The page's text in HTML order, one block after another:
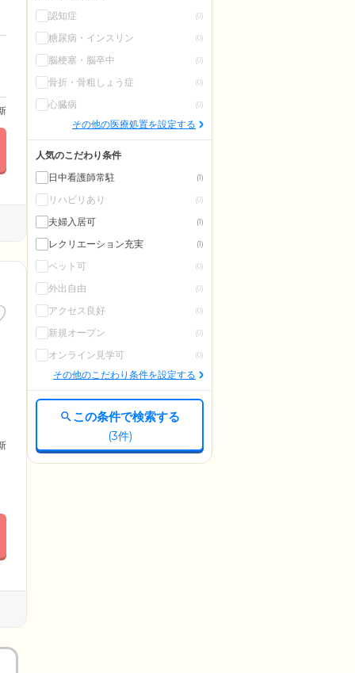
認知症
(0)
糖尿病・インスリン (0)
脳梗塞・脳卒中 (0)
骨折・骨粗しょう症 (0)
心臓病 (0)
その他の医療処置を設定する
人気のこだわり条件
日中看護師常駐
(1)
リハビリあり (0)
夫婦入居可 (1)
レクリエーション充実 (1)
ペット可 (0)
外出自由 (0)
アクセス良好 (0)
新規オープン (0)
オンライン見学可 (0)
その他のこだわり条件を設定する
この条件で検索する
(3件)